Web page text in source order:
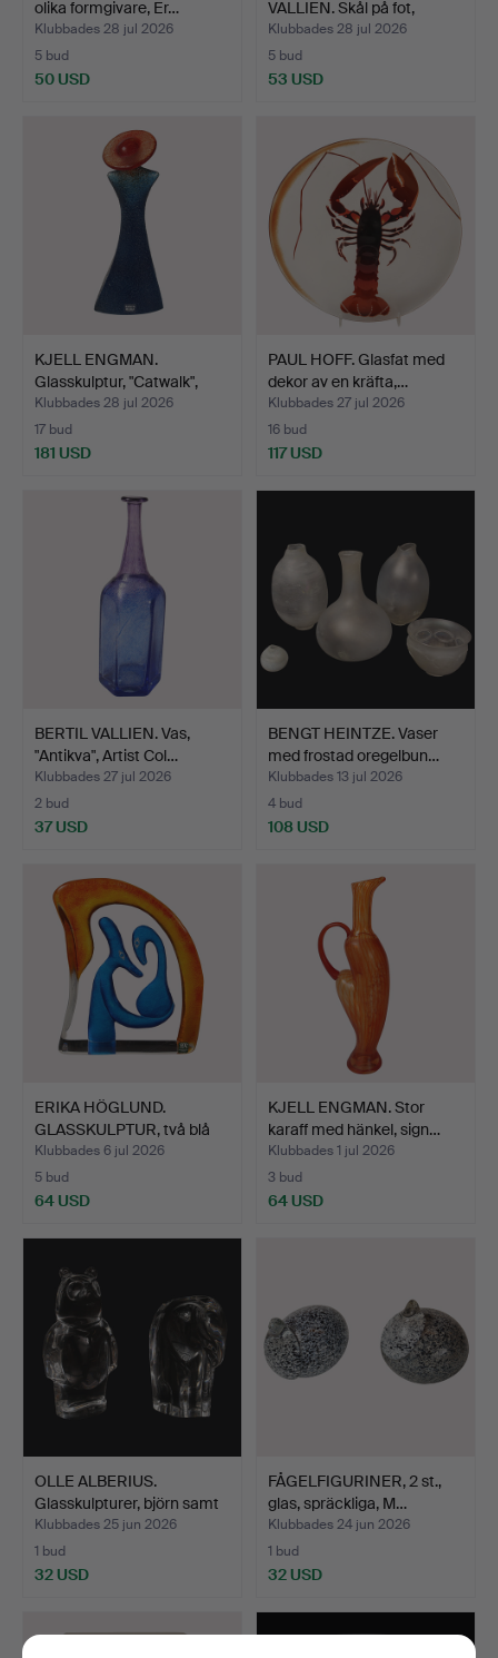
olika formgivare, Er…
Klubbades 28 jul 2026
5 bud
50 USD
VALLIEN. Skål på fot,
bemåla…
Klubbades 28 jul 2026
5 bud
53 USD
KJELL ENGMAN.
Glasskulptur, "Catwalk",
sig…
Klubbades 28 jul 2026
17 bud
181 USD
PAUL HOFF. Glasfat med
dekor av en kräfta,…
Klubbades 27 jul 2026
16 bud
117 USD
BERTIL VALLIEN. Vas,
"Antikva", Artist Col…
Klubbades 27 jul 2026
2 bud
37 USD
BENGT HEINTZE. Vaser
med frostad oregelbun…
Klubbades 13 jul 2026
4 bud
108 USD
ERIKA HÖGLUND.
GLASSKULPTUR, två blå
abstr…
Klubbades 6 jul 2026
5 bud
64 USD
KJELL ENGMAN. Stor
karaff med hänkel, sign…
Klubbades 1 jul 2026
3 bud
64 USD
OLLE ALBERIUS.
Glasskulpturer, björn samt
…
Klubbades 25 jun 2026
1 bud
32 USD
FÅGELFIGURINER, 2 st.,
glas, spräckliga, M…
Klubbades 24 jun 2026
1 bud
32 USD